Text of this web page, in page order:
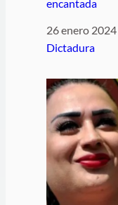
encantada
Fecha
26 enero 2024
Respecto a
Dictadura